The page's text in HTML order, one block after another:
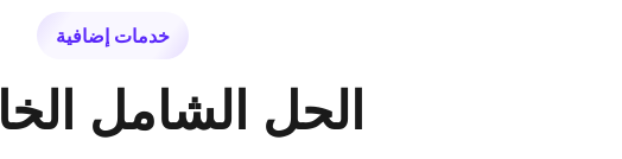
خدمات إضافية
الحل الشامل